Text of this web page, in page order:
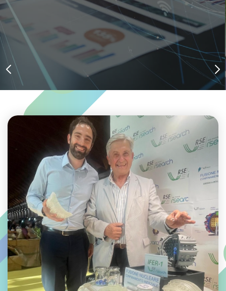
#Decarbonizzazione
#Efficienza Energetica
#Settore Industriale
#Settore Terziario
#Sostenibilità Ambientale
#Sviluppo Sostenibile
#Transizione Energetica